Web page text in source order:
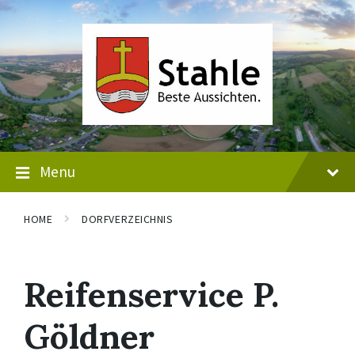
Skip
to
Skip
to
navigation
Skip
to
Menu
HOME DORFVERZEICHNIS
Reifenservice P.
Göldner